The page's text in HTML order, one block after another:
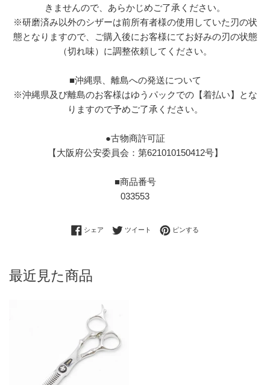
きませんので、あらかじめご了承ください。
※研磨済み以外のシザーは前所有者様の使用していた刃の状
態となりますので、ご購入後にお客様にてお好みの刃の状態
（切れ味）に調整依頼してください。
■沖縄県、離島への発送について
※沖縄県及び離島のお客様はゆうパックでの【着払い】とな
りますので予めご了承ください。
●古物商許可証
【大阪府公安委員会：第621010150412号】
■商品番号
033553
シェア Facebookでシェアする
ツイート Twitterに投稿する
ピンする
最近見た商品